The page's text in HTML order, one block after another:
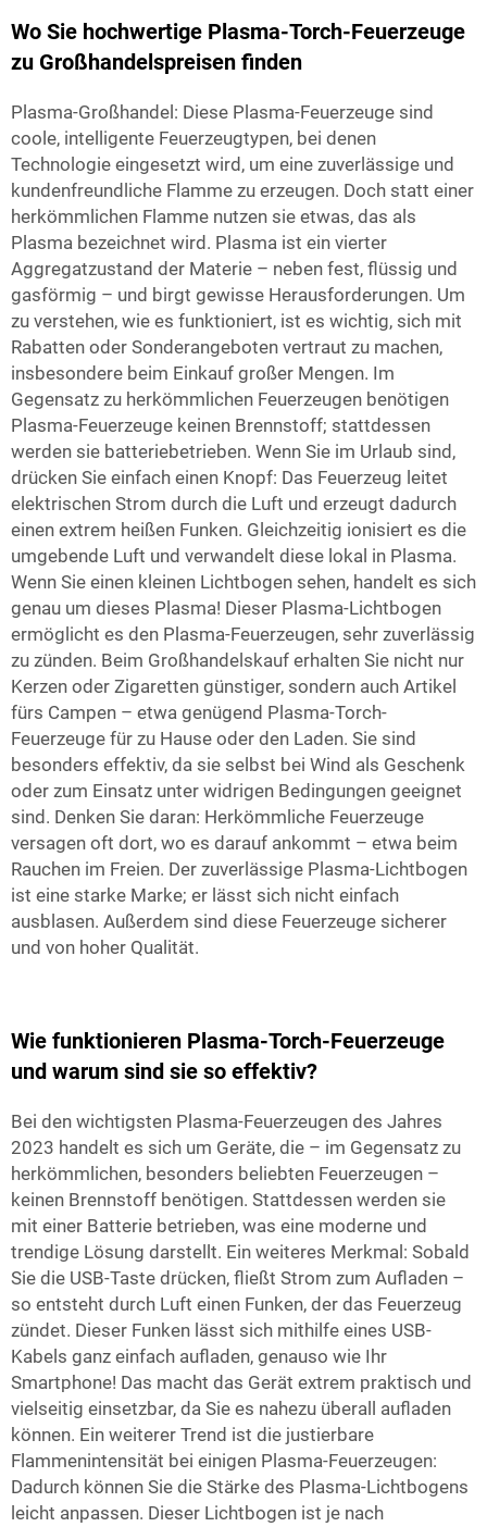
Wo Sie hochwertige Plasma-Torch-Feuerzeuge
zu Großhandelspreisen finden
Plasma-Großhandel: Diese Plasma-Feuerzeuge sind
coole, intelligente Feuerzeugtypen, bei denen
Technologie eingesetzt wird, um eine zuverlässige und
kundenfreundliche Flamme zu erzeugen. Doch statt einer
herkömmlichen Flamme nutzen sie etwas, das als
Plasma bezeichnet wird. Plasma ist ein vierter
Aggregatzustand der Materie – neben fest, flüssig und
gasförmig – und birgt gewisse Herausforderungen. Um
zu verstehen, wie es funktioniert, ist es wichtig, sich mit
Rabatten oder Sonderangeboten vertraut zu machen,
insbesondere beim Einkauf großer Mengen. Im
Gegensatz zu herkömmlichen Feuerzeugen benötigen
Plasma-Feuerzeuge keinen Brennstoff; stattdessen
werden sie batteriebetrieben. Wenn Sie im Urlaub sind,
drücken Sie einfach einen Knopf: Das Feuerzeug leitet
elektrischen Strom durch die Luft und erzeugt dadurch
einen extrem heißen Funken. Gleichzeitig ionisiert es die
umgebende Luft und verwandelt diese lokal in Plasma.
Wenn Sie einen kleinen Lichtbogen sehen, handelt es sich
genau um dieses Plasma! Dieser Plasma-Lichtbogen
ermöglicht es den Plasma-Feuerzeugen, sehr zuverlässig
zu zünden. Beim Großhandelskauf erhalten Sie nicht nur
Kerzen oder Zigaretten günstiger, sondern auch Artikel
fürs Campen – etwa genügend Plasma-Torch-
Feuerzeuge für zu Hause oder den Laden. Sie sind
besonders effektiv, da sie selbst bei Wind als Geschenk
oder zum Einsatz unter widrigen Bedingungen geeignet
sind. Denken Sie daran: Herkömmliche Feuerzeuge
versagen oft dort, wo es darauf ankommt – etwa beim
Rauchen im Freien. Der zuverlässige Plasma-Lichtbogen
ist eine starke Marke; er lässt sich nicht einfach
ausblasen. Außerdem sind diese Feuerzeuge sicherer
und von hoher Qualität.
Wie funktionieren Plasma-Torch-Feuerzeuge
und warum sind sie so effektiv?
Bei den wichtigsten Plasma-Feuerzeugen des Jahres
2023 handelt es sich um Geräte, die – im Gegensatz zu
herkömmlichen, besonders beliebten Feuerzeugen –
keinen Brennstoff benötigen. Stattdessen werden sie
mit einer Batterie betrieben, was eine moderne und
trendige Lösung darstellt. Ein weiteres Merkmal: Sobald
Sie die USB-Taste drücken, fließt Strom zum Aufladen –
so entsteht durch Luft einen Funken, der das Feuerzeug
zündet. Dieser Funken lässt sich mithilfe eines USB-
Kabels ganz einfach aufladen, genauso wie Ihr
Smartphone! Das macht das Gerät extrem praktisch und
vielseitig einsetzbar, da Sie es nahezu überall aufladen
können. Ein weiterer Trend ist die justierbare
Flammenintensität bei einigen Plasma-Feuerzeugen:
Dadurch können Sie die Stärke des Plasma-Lichtbogens
leicht anpassen. Dieser Lichtbogen ist je nach